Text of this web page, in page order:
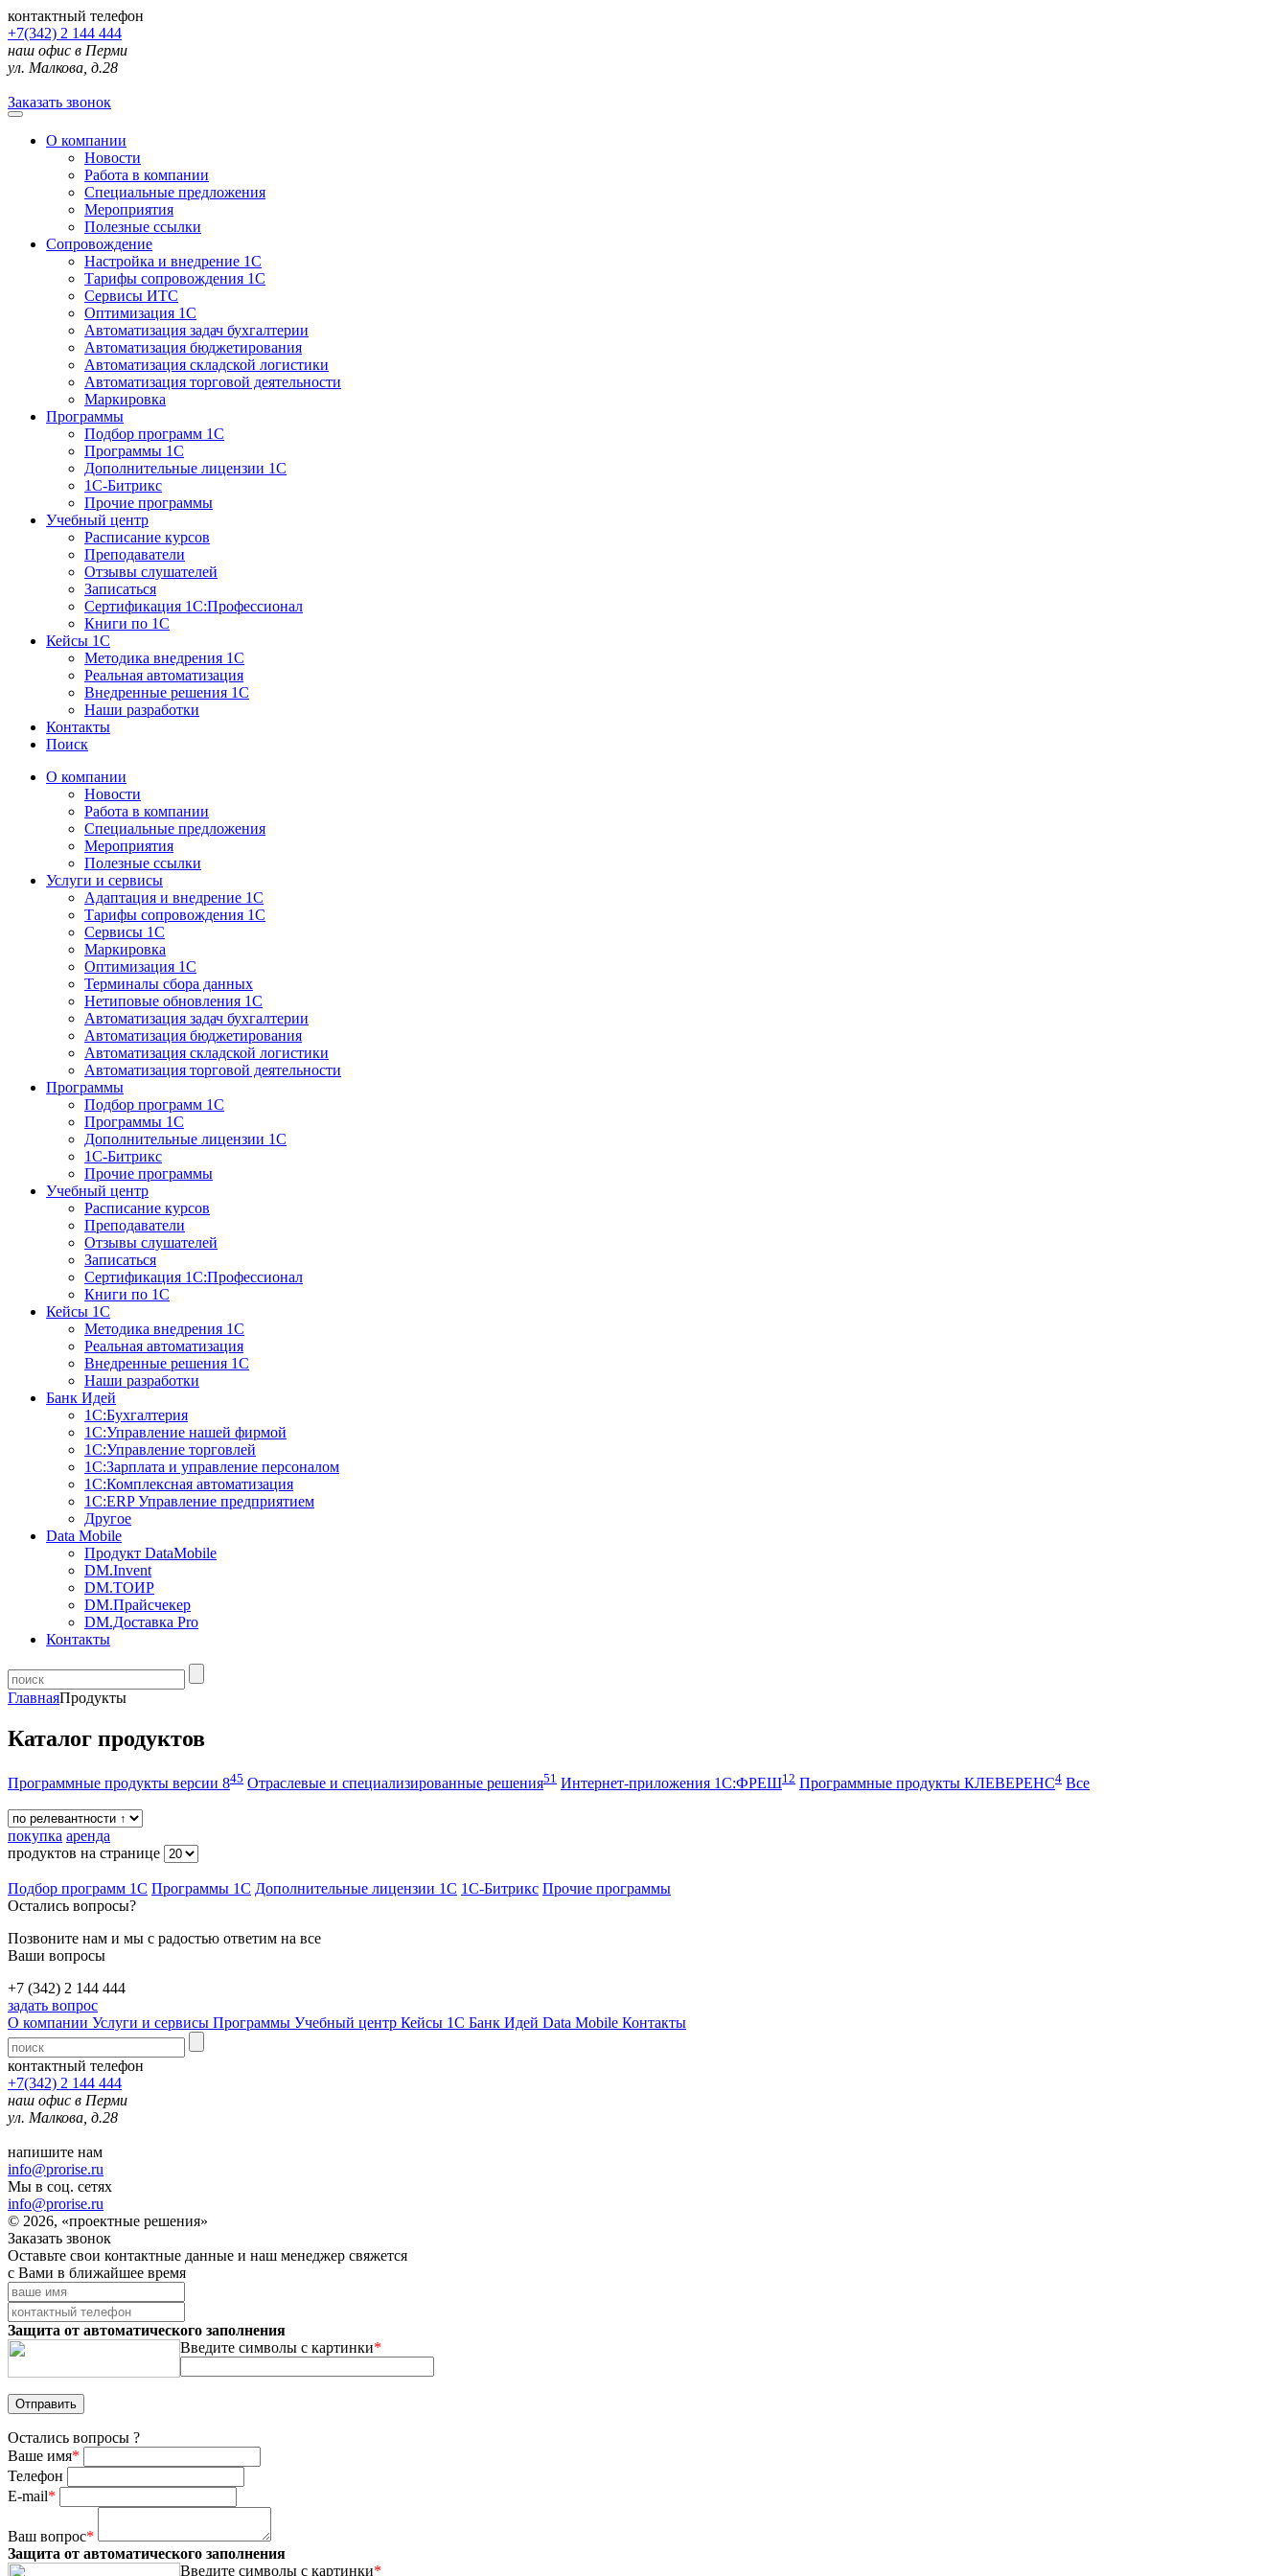
контактный телефон
+7(342) 2 144 444
наш офис в Перми
ул. Малкова, д.28
Заказать звонок
О компании
Новости
Работа в компании
Специальные предложения
Мероприятия
Полезные ссылки
Сопровождение
Настройка и внедрение 1С
Тарифы сопровождения 1С
Сервисы ИТС
Оптимизация 1С
Автоматизация задач бухгалтерии
Автоматизация бюджетирования
Автоматизация складской логистики
Автоматизация торговой деятельности
Маркировка
Программы
Подбор программ 1С
Программы 1С
Дополнительные лицензии 1С
1С-Битрикс
Прочие программы
Учебный центр
Расписание курсов
Преподаватели
Отзывы слушателей
Записаться
Сертификация 1С:Профессионал
Книги по 1С
Кейсы 1С
Методика внедрения 1С
Реальная автоматизация
Внедренные решения 1С
Наши разработки
Контакты
Поиск
О компании
Новости
Работа в компании
Специальные предложения
Мероприятия
Полезные ссылки
Услуги и сервисы
Адаптация и внедрение 1С
Тарифы сопровождения 1С
Сервисы 1С
Маркировка
Оптимизация 1С
Терминалы сбора данных
Нетиповые обновления 1С
Автоматизация задач бухгалтерии
Автоматизация бюджетирования
Автоматизация складской логистики
Автоматизация торговой деятельности
Программы
Подбор программ 1С
Программы 1С
Дополнительные лицензии 1С
1С-Битрикс
Прочие программы
Учебный центр
Расписание курсов
Преподаватели
Отзывы слушателей
Записаться
Сертификация 1С:Профессионал
Книги по 1С
Кейсы 1С
Методика внедрения 1С
Реальная автоматизация
Внедренные решения 1С
Наши разработки
Банк Идей
1С:Бухгалтерия
1С:Управление нашей фирмой
1С:Управление торговлей
1С:Зарплата и управление персоналом
1С:Комплексная автоматизация
1С:ERP Управление предприятием
Другое
Data Mobile
Продукт DataMobile
DM.Invent
DM.ТОИР
DM.Прайсчекер
DM.Доставка Pro
Контакты
ГлавнаяПродукты
Каталог продуктов
Программные продукты версии 845 Отраслевые и специализированные решения51 Интернет-приложения 1С:ФРЕШ12 Программные продукты КЛЕВЕРЕНС4 Все
покупка аренда
продуктов на странице
Подбор программ 1С Программы 1С Дополнительные лицензии 1С 1С-Битрикс Прочие программы
Остались вопросы?
Позвоните нам и мы с радостью ответим на все
Ваши вопросы
+7 (342) 2 144 444
задать вопрос
О компании Услуги и сервисы Программы Учебный центр Кейсы 1С Банк Идей Data Mobile Контакты
контактный телефон
+7(342) 2 144 444
наш офис в Перми
ул. Малкова, д.28
напишите нам
info@prorise.ru
Мы в соц. сетях
info@prorise.ru
© 2026, «проектные решения»
Заказать звонок
Оставьте свои контактные данные и наш менеджер свяжется
с Вами в ближайшее время
Защита от автоматического заполнения
Введите символы с картинки*
Остались вопросы ?
Ваше имя*
Телефон
E-mail*
Ваш вопрос*
Защита от автоматического заполнения
Введите символы с картинки*